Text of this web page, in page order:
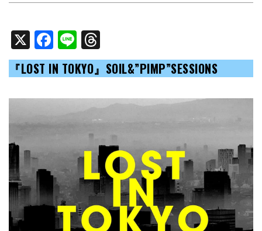
X Facebook
Line
『LOST IN TOKYO』SOIL&”PIMP”SESSIONS